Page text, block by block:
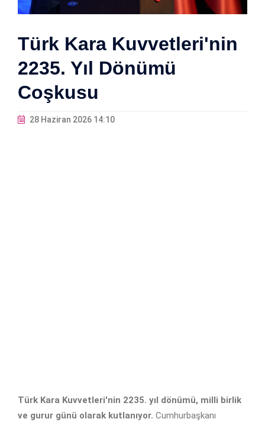
Türk Kara Kuvvetleri'nin
2235. Yıl Dönümü
Coşkusu
28 Haziran 2026 14:10
Türk Kara Kuvvetleri'nin 2235. yıl dönümü, milli birlik
ve gurur günü olarak kutlanıyor. Cumhurbaşkanı